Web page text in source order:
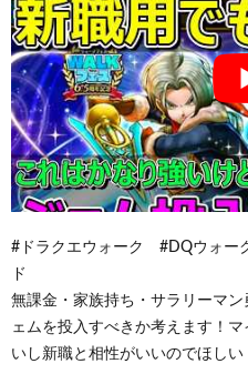
#ドラクエウォーク #DQウォ
ド
無課金・家族持ち・サラリーマ
ェムを投入すべきか考えます！
いし新職と相性がいいのでほしい